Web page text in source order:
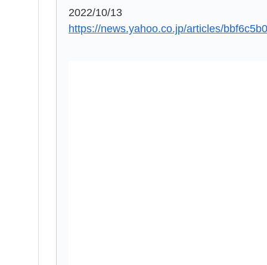
2022/10/13
https://news.yahoo.co.jp/articles/